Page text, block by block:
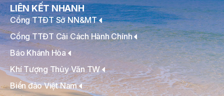
LIÊN KẾT NHANH
Cổng TTĐT Sở NN&MT
Cổng TTĐT Cải Cách Hành Chính
Báo Khánh Hòa
Khí Tượng Thủy Văn TW
Biển đảo Việt Nam